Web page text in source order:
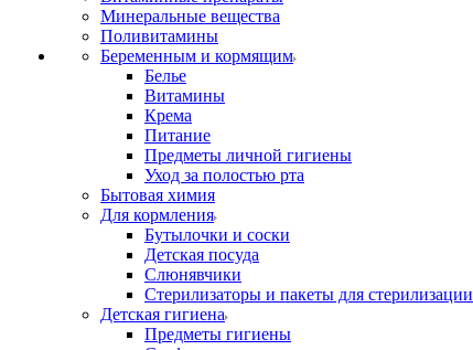
Минеральные вещества
Поливитамины
Беременным и кормящим
Белье
Витамины
Крема
Питание
Предметы личной гигиены
Уход за полостью рта
Бытовая химия
Для кормления
Бутылочки и соски
Детская посуда
Слюнявчики
Стерилизаторы и пакеты для стерилизации
Детская гигиена
Предметы гигиены